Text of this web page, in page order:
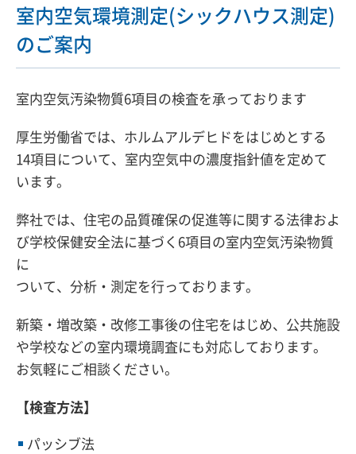
室内空気環境測定(シックハウス測定)
のご案内
室内空気汚染物質6項目の検査を承っております
厚生労働省では、ホルムアルデヒドをはじめとする
14項目について、室内空気中の濃度指針値を定めて
います。
弊社では、住宅の品質確保の促進等に関する法律およ
び学校保健安全法に基づく6項目の室内空気汚染物質
に
ついて、分析・測定を行っております。
新築・増改築・改修工事後の住宅をはじめ、公共施設
や学校などの室内環境調査にも対応しております。
お気軽にご相談ください。
【検査方法】
パッシブ法